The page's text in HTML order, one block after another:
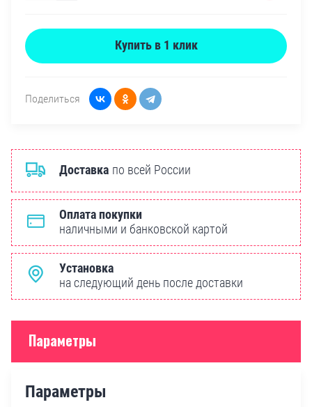
Купить в 1 клик
Поделиться
Доставка по всей России
Оплата покупки
наличными и банковской картой
Установка
на следующий день после доставки
Параметры
Параметры